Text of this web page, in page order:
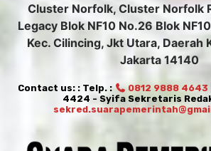
Cluster Norfolk, Cluster Norfolk
Legacy Blok NF10 No.26 Blok
Kec. Cilincing, Jkt Utara, Daerah
Jakarta 14140
Contact us: : Telp. : 0812 9888 4643
4424 - Syifa Sekretaris